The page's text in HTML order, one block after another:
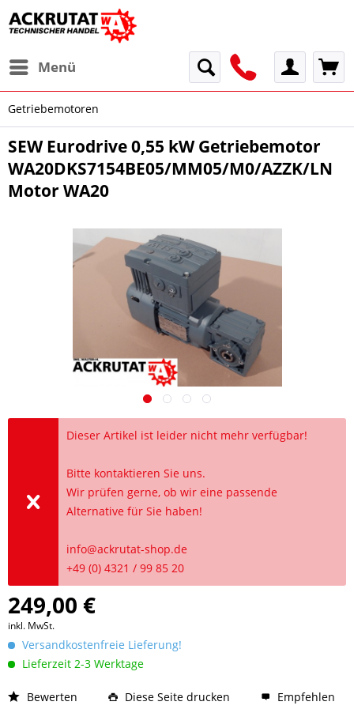
Menü
Getriebemotoren
SEW Eurodrive 0,55 kW Getriebemotor
WA20DKS7154BE05/MM05/M0/AZZK/LN
Motor WA20
Dieser Artikel ist leider nicht mehr verfügbar!
Bitte kontaktieren Sie uns.
Wir prüfen gerne, ob wir eine passende
Alternative für Sie haben!
info@ackrutat-shop.de
+49 (0) 4321 / 99 85 20
249,00 €
inkl. MwSt.
Versandkostenfreie Lieferung!
Lieferzeit 2-3 Werktage
Bewerten Diese Seite drucken Empfehlen